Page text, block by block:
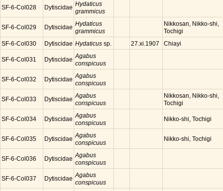
SF-6-Col028 Dytiscidae Hydaticus
grammicus
SF-6-Col029 Dytiscidae Hydaticus
grammicus
Nikkosan, Nikko-shi,
Tochigi
SF-6-Col030
Dytiscidae Hydaticus sp. 27.xi.1907 Chiayi
SF-6-Col031 Dytiscidae Agabus
conspicuus
SF-6-Col032 Dytiscidae Agabus
conspicuus
SF-6-Col033 Dytiscidae Agabus
conspicuus
Nikkosan, Nikko-shi,
Tochigi
SF-6-Col034 Dytiscidae Agabus
conspicuus
Nikko-shi, Tochigi
SF-6-Col035 Dytiscidae Agabus
conspicuus
Nikko-shi, Tochigi
SF-6-Col036 Dytiscidae Agabus
conspicuus
SF-6-Col037 Dytiscidae Agabus
conspicuus